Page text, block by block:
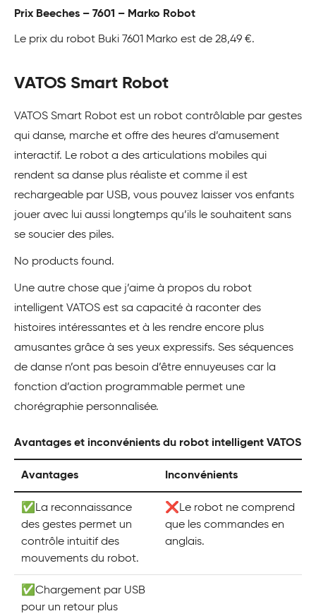
Prix Beeches – 7601 – Marko Robot
Le prix du robot Buki 7601 Marko est de 28,49 €.
VATOS Smart Robot
VATOS Smart Robot est un robot contrôlable par gestes
qui danse, marche et offre des heures d’amusement
interactif. Le robot a des articulations mobiles qui
rendent sa danse plus réaliste et comme il est
rechargeable par USB, vous pouvez laisser vos enfants
jouer avec lui aussi longtemps qu’ils le souhaitent sans
se soucier des piles.
No products found.
Une autre chose que j’aime à propos du robot
intelligent VATOS est sa capacité à raconter des
histoires intéressantes et à les rendre encore plus
amusantes grâce à ses yeux expressifs. Ses séquences
de danse n’ont pas besoin d’être ennuyeuses car la
fonction d’action programmable permet une
chorégraphie personnalisée.
Avantages et inconvénients du robot intelligent VATOS
Avantages Inconvénients
✅La reconnaissance
des gestes permet un
contrôle intuitif des
mouvements du robot.
❌Le robot ne comprend
que les commandes en
anglais.
✅Chargement par USB
pour un retour plus